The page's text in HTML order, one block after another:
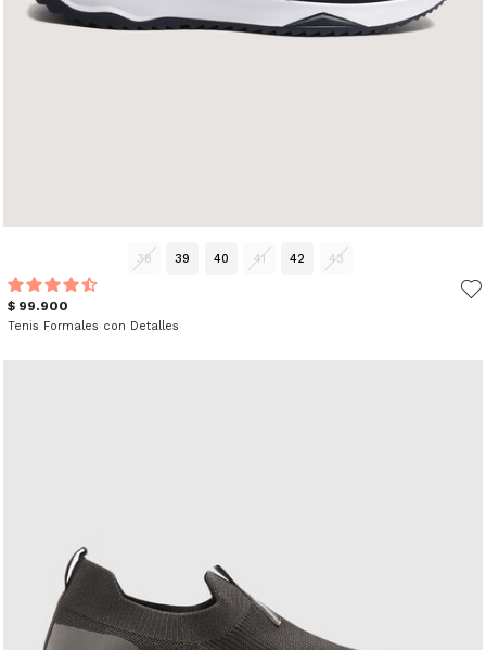
38 39 40 41 42 43
$ 99.900
Tenis Formales con Detalles